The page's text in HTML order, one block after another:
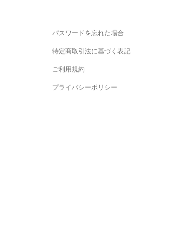
パスワードを忘れた場合
特定商取引法に基づく表記
ご利用規約
プライバシーポリシー